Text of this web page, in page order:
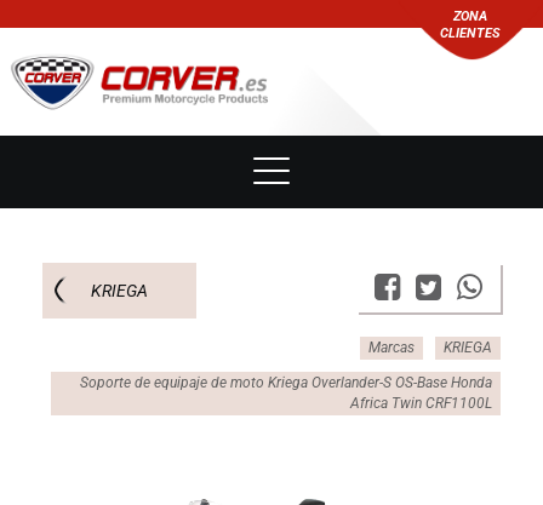
ZONA
CLIENTES
KRIEGA
Marcas KRIEGA
Soporte de equipaje de moto Kriega Overlander-S OS-Base Honda
Africa Twin CRF1100L